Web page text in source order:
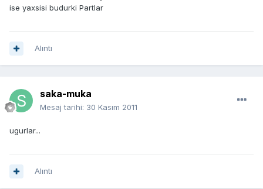
ise yaxsisi budurki Partlar
Alıntı
saka-muka
Mesaj tarihi: 30 Kasım 2011
ugurlar...
Alıntı